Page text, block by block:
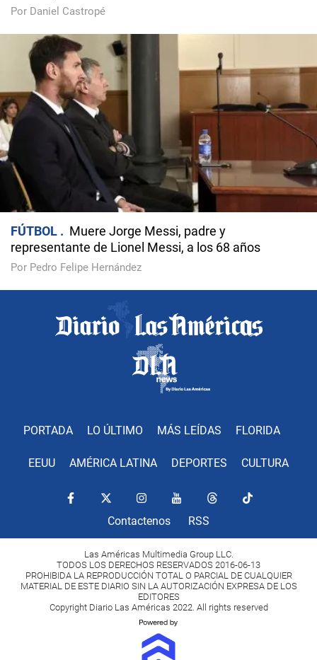
Por Daniel Castropé
FÚTBOL
Muere Jorge Messi, padre y
representante de Lionel Messi, a los 68 años
Por Pedro Felipe Hernández
PORTADA LO ÚLTIMO MÁS LEÍDAS FLORIDA
EEUU AMÉRICA LATINA DEPORTES CULTURA
Contactenos RSS
Las Américas Multimedia Group LLC.
TODOS LOS DERECHOS RESERVADOS 2016-06-13
PROHIBIDA LA REPRODUCCIÓN TOTAL O PARCIAL DE CUALQUIER
MATERIAL DE ESTE DIARIO SIN LA AUTORIZACIÓN EXPRESA DE LOS
EDITORES
Copyright Diario Las Américas 2022. All rights reserved